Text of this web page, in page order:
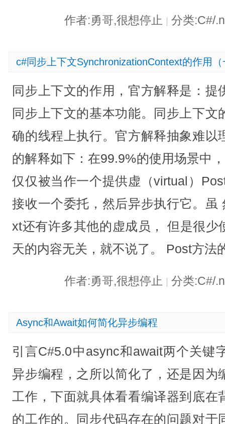
作者:勇哥,很想停止 | 分类:C#/
c#同步上下文SynchronizationContext的作用（
同步上下文的作用，官方解释是：提
同步上下文的基本功能。同步上下文
确的线程上执行。官方解释抽象难以
的解释如下：在99.9%的使用场景中
仅仅被当作一个提供虚（virtual）
接收一个委托，然后异步执行它。虽
xt还有许多其他的虚成员， 但是很少
天的内容无关，就不说了。 Post方法
作者:勇哥,很想停止 分类:C#/
Async和Await如何简化异步编程
引言C#5.0中async和await两个关键
异步编程，之所以简化了，还是因为
工作，下面就具体看看编译器到底在
的工作的。同步代码存在的问题对于